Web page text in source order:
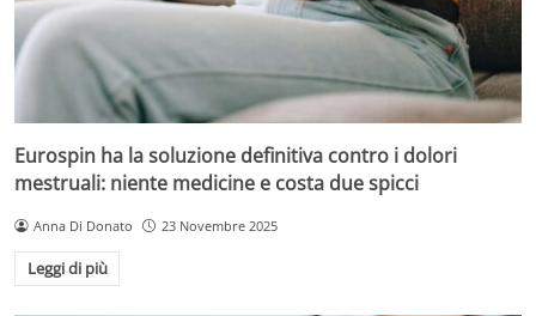
Eurospin ha la soluzione definitiva contro i dolori
mestruali: niente medicine e costa due spicci
Anna Di Donato 23 Novembre 2025
Leggi di più